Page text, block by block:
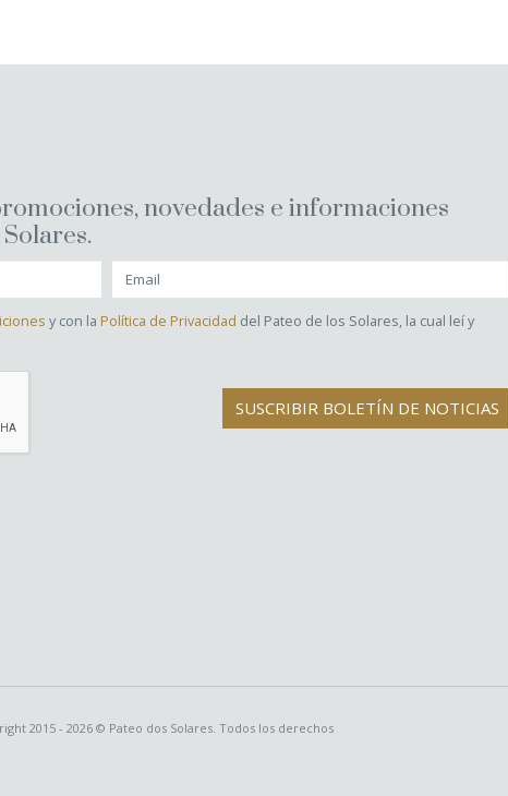
novedades e informaciones
y con la Política de Privacidad del Pateo de los Solares, la cual leí y
SUSCRIBIR BOLETÍN DE NOTICIAS
2015 - 2026 © Pateo dos Solares. Todos los derechos